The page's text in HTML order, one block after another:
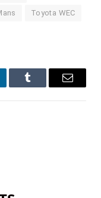
Toyota WEC
Tumblr
E-